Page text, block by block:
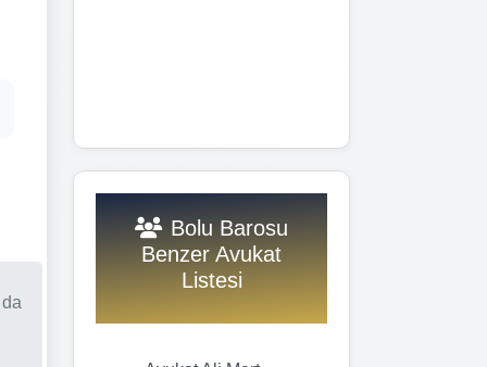
Bolu Barosu
Benzer Avukat
Listesi